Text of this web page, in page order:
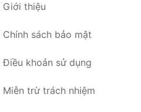
Giới thiệu
Chính sách bảo mật
Điều khoản sử dụng
Miễn trừ trách nhiệm